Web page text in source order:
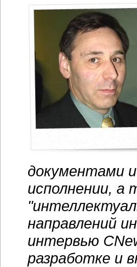
документами
исполнении, а
направлений
интервью
разработке и